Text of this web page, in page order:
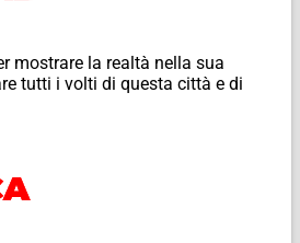
mostrare la realtà nella sua
tutti i volti di questa città e di